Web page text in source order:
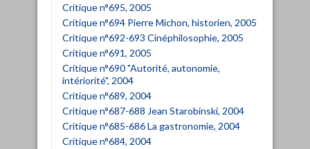
Critique n°695, 2005
Critique n°694 Pierre Michon, historien, 2005
Critique n°692-693 Cinéphilosophie, 2005
Critique n°691, 2005
Critique n°690 "Autorité, autonomie,
intériorité", 2004
Critique n°689, 2004
Critique n°687-688 Jean Starobinski, 2004
Critique n°685-686 La gastronomie, 2004
Critique n°684, 2004